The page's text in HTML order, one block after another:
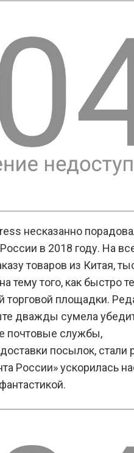
несказанно
в 2018 году. На
товаров из Китая,
тему того, как быстро
торговой площадки.
дважды сумела
почтовые службы,
посылок, стали
России» ускорилась